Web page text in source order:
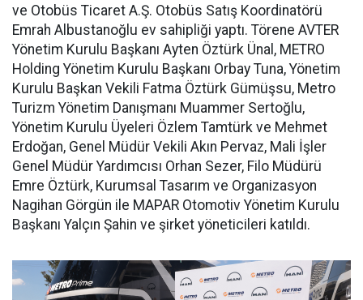
ve Otobüs Ticaret A.Ş. Otobüs Satış Koordinatörü
Emrah Albustanoğlu ev sahipliği yaptı. Törene AVTER
Yönetim Kurulu Başkanı Ayten Öztürk Ünal, METRO
Holding Yönetim Kurulu Başkanı Orbay Tuna, Yönetim
Kurulu Başkan Vekili Fatma Öztürk Gümüşsu, Metro
Turizm Yönetim Danışmanı Muammer Sertoğlu,
Yönetim Kurulu Üyeleri Özlem Tamtürk ve Mehmet
Erdoğan, Genel Müdür Vekili Akın Pervaz, Mali İşler
Genel Müdür Yardımcısı Orhan Sezer, Filo Müdürü
Emre Öztürk, Kurumsal Tasarım ve Organizasyon
Nagihan Görgün ile MAPAR Otomotiv Yönetim Kurulu
Başkanı Yalçın Şahin ve şirket yöneticileri katıldı.